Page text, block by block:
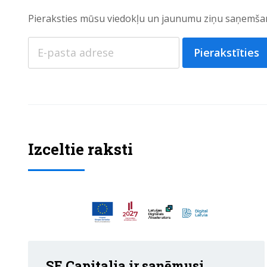
Pieraksties mūsu viedokļu un jaunumu ziņu
Pierakstīties
Izceltie raksti